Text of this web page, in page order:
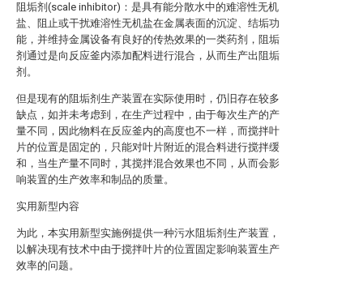
阻垢剂(scale inhibitor)：是具有能分散水中的难溶性无机
盐、阻止或干扰难溶性无机盐在金属表面的沉淀、结垢功
能，并维持金属设备有良好的传热效果的一类药剂，阻垢
剂通过是向反应釜内添加配料进行混合，从而生产出阻垢
剂。
但是现有的阻垢剂生产装置在实际使用时，仍旧存在较多
缺点，如并未考虑到，在生产过程中，由于每次生产的产
量不同，因此物料在反应釜内的高度也不一样，而搅拌叶
片的位置是固定的，只能对叶片附近的混合料进行搅拌缓
和，当生产量不同时，其搅拌混合效果也不同，从而会影
响装置的生产效率和制品的质量。
实用新型内容
为此，本实用新型实施例提供一种污水阻垢剂生产装置，
以解决现有技术中由于搅拌叶片的位置固定影响装置生产
效率的问题。